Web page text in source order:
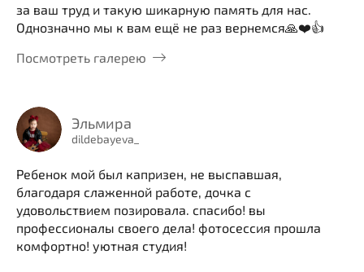
за ваш труд и такую шикарную память для нас.
Однозначно мы к вам ещё не раз вернемся🙏❤️👍
Посмотреть галерею
Эльмира
dildebayeva_
Ребенок мой был капризен, не выспавшая,
благодаря слаженной работе, дочка с
удовольствием позировала. спасибо! вы
профессионалы своего дела! фотосессия прошла
комфортно! уютная студия!